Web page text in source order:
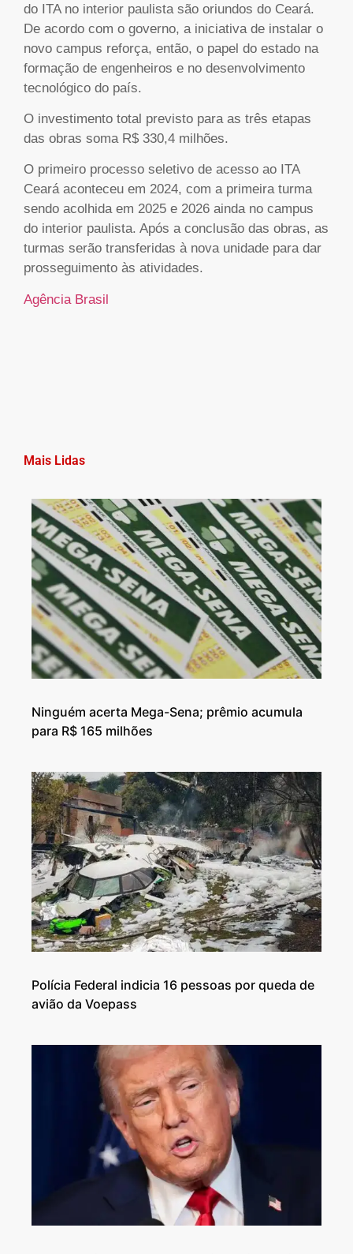
do ITA no interior paulista são oriundos do Ceará.
De acordo com o governo, a iniciativa de instalar o
novo campus reforça, então, o papel do estado na
formação de engenheiros e no desenvolvimento
tecnológico do país.
O investimento total previsto para as três etapas
das obras soma R$ 330,4 milhões.
O primeiro processo seletivo de acesso ao ITA
Ceará aconteceu em 2024, com a primeira turma
sendo acolhida em 2025 e 2026 ainda no campus
do interior paulista. Após a conclusão das obras, as
turmas serão transferidas à nova unidade para dar
prosseguimento às atividades.
Agência Brasil
Mais Lidas
Ninguém acerta Mega-Sena; prêmio acumula
para R$ 165 milhões
Polícia Federal indicia 16 pessoas por queda de
avião da Voepass